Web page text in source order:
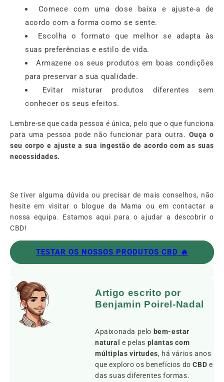
Comece com uma dose baixa e ajuste-a de
acordo com a forma como se sente.
Escolha o formato que melhor se adapta às
suas preferências e estilo de vida.
Armazene os seus produtos em boas condições
para preservar a sua qualidade.
Evitar misturar produtos diferentes sem
conhecer os seus efeitos.
Lembre-se que cada pessoa é única, pelo que o que funciona
para uma pessoa pode não funcionar para outra. Ouça o
seu corpo e ajuste a sua ingestão de acordo com as suas
necessidades.
Se tiver alguma dúvida ou precisar de mais conselhos, não
hesite em visitar o blogue da Mama ou em contactar a
nossa equipa. Estamos aqui para o ajudar a descobrir o
CBD!
TESTAR OS NOSSOS PRODUTOS CBD 🔥
Artigo escrito por
Benjamin Poirel-Nadal
Apaixonada pelo bem-estar
natural
e pelas plantas com
múltiplas virtudes, há vários anos
que exploro os benefícios doCBD e
das suas diferentes formas.